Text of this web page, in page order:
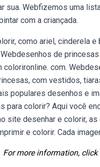
sua. Webfizemos uma
com a criançada.
como ariel, cinderela
de
com.
com vestidos,
populares desenhos e
para colorir? Aqui você
site desenhar e colorir,
e colorir. Cada
For more information, click